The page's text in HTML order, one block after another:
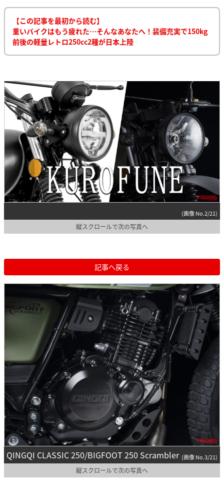
【この記事を最初から読む】
重いバイクはもう疲れた…そんなあなたへ！装備充実で150kg
前後の軽量レトロ250cc2種が日本上陸
(画像 No.2/21)
縦スクロールで次の写真へ
記事へ戻る
QINGQI CLASSIC 250/BIGFOOT 250 Scrambler (画像 No.3/21)
縦スクロールで次の写真へ